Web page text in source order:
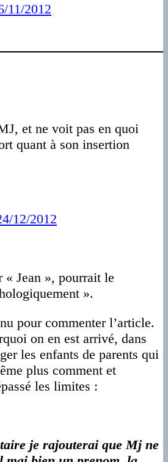
11/2012
et ne voit pas en quoi
quant à son insertion
12/2012
« Jean », pourrait le
».
pour commenter l’article.
on en est arrivé, dans
les enfants de parents qui
plus comment et
les limites :
je rajouterai que Mj ne